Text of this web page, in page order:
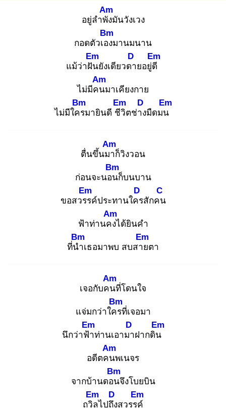
อยู่ลำพัง
Am
มันวังเวง
กอดตัวเอง
Bm
มานมนาน
แม้ว่าฝัน
Em
ยังเดียวดา
D
ยอยู่ดี
Em
ไม่มีคน
Am
มาเคียงกาย
ไม่มีใคร
Bm
มายินดี ชีวิ
Em
ตช่าง
D
มืดมน
Em
ตื่นขึ้นมา
Am
ก็วิงวอน
ก่อนจะนอน
Bm
ก็บนบาน
ขอสวรร
Em
ค์ประทานใคร
D
สักคน
C
ฟ้าท่านคง
Am
ได้ยินคำ
ที่นำ
Bm
เธอมาพบ สบสาย
Em
ตา
เจอกับคน
Am
ที่โดนใจ
แจ่มกว่าใคร
Bm
ที่เจอมา
นึกว่าฟ้า
Em
ท่านเอามา
D
ฝากดิน
Em
อดีตคน
Am
พเนจร
จากบ้านดอน
Bm
จึงโบยบิน
ถวิล
Em
ไปถึง
D
สวรรค์
Em